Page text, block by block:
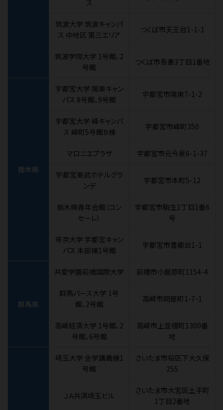
ス
筑波大学 筑波キャンパ
ス 中地区 第三エリア
つくば市天王台1-1-1
筑波学院大学 1号館、2
号館
つくば市吾妻3丁目1番地
栃木県
宇都宮大学 陽東キャン
パス 8号館、9号館
宇都宮市陽東7-1-2
宇都宮大学 峰キャンパ
ス 峰町5号館Ｂ棟
宇都宮市峰町350
マロニエプラザ 宇都宮市元今泉6-1-37
宇都宮東武ホテルグラ
ンデ
宇都宮市本町5-12
栃木県青年会館（コン
セーレ）
宇都宮市駒生1丁目1番6
号
帝京大学 宇都宮キャン
パス 本部棟1号館
宇都宮市豊郷台1-1
群馬県
共愛学園前橋国際大学 前橋市小屋原町1154-4
群馬パース大学 1号
館、2号館
高崎市問屋町1-7-1
高崎経済大学 1号館、2
号館、6号館
高崎市上並榎町1300番
地
埼玉大学 全学講義棟1
号館
さいたま市桜区下大久保
255
ＪＡ共済埼玉ビル
さいたま市大宮区土手町
1丁目2番地